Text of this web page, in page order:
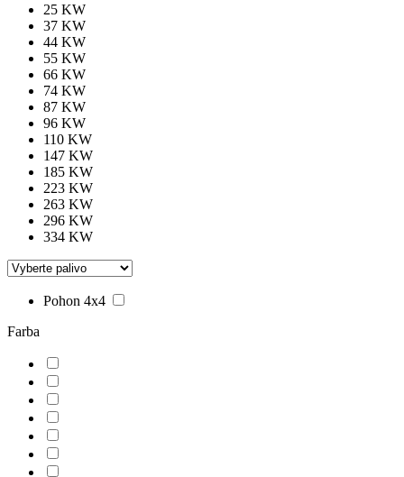
25 KW
37 KW
44 KW
55 KW
66 KW
74 KW
87 KW
96 KW
110 KW
147 KW
185 KW
223 KW
263 KW
296 KW
334 KW
Pohon 4x4
Farba